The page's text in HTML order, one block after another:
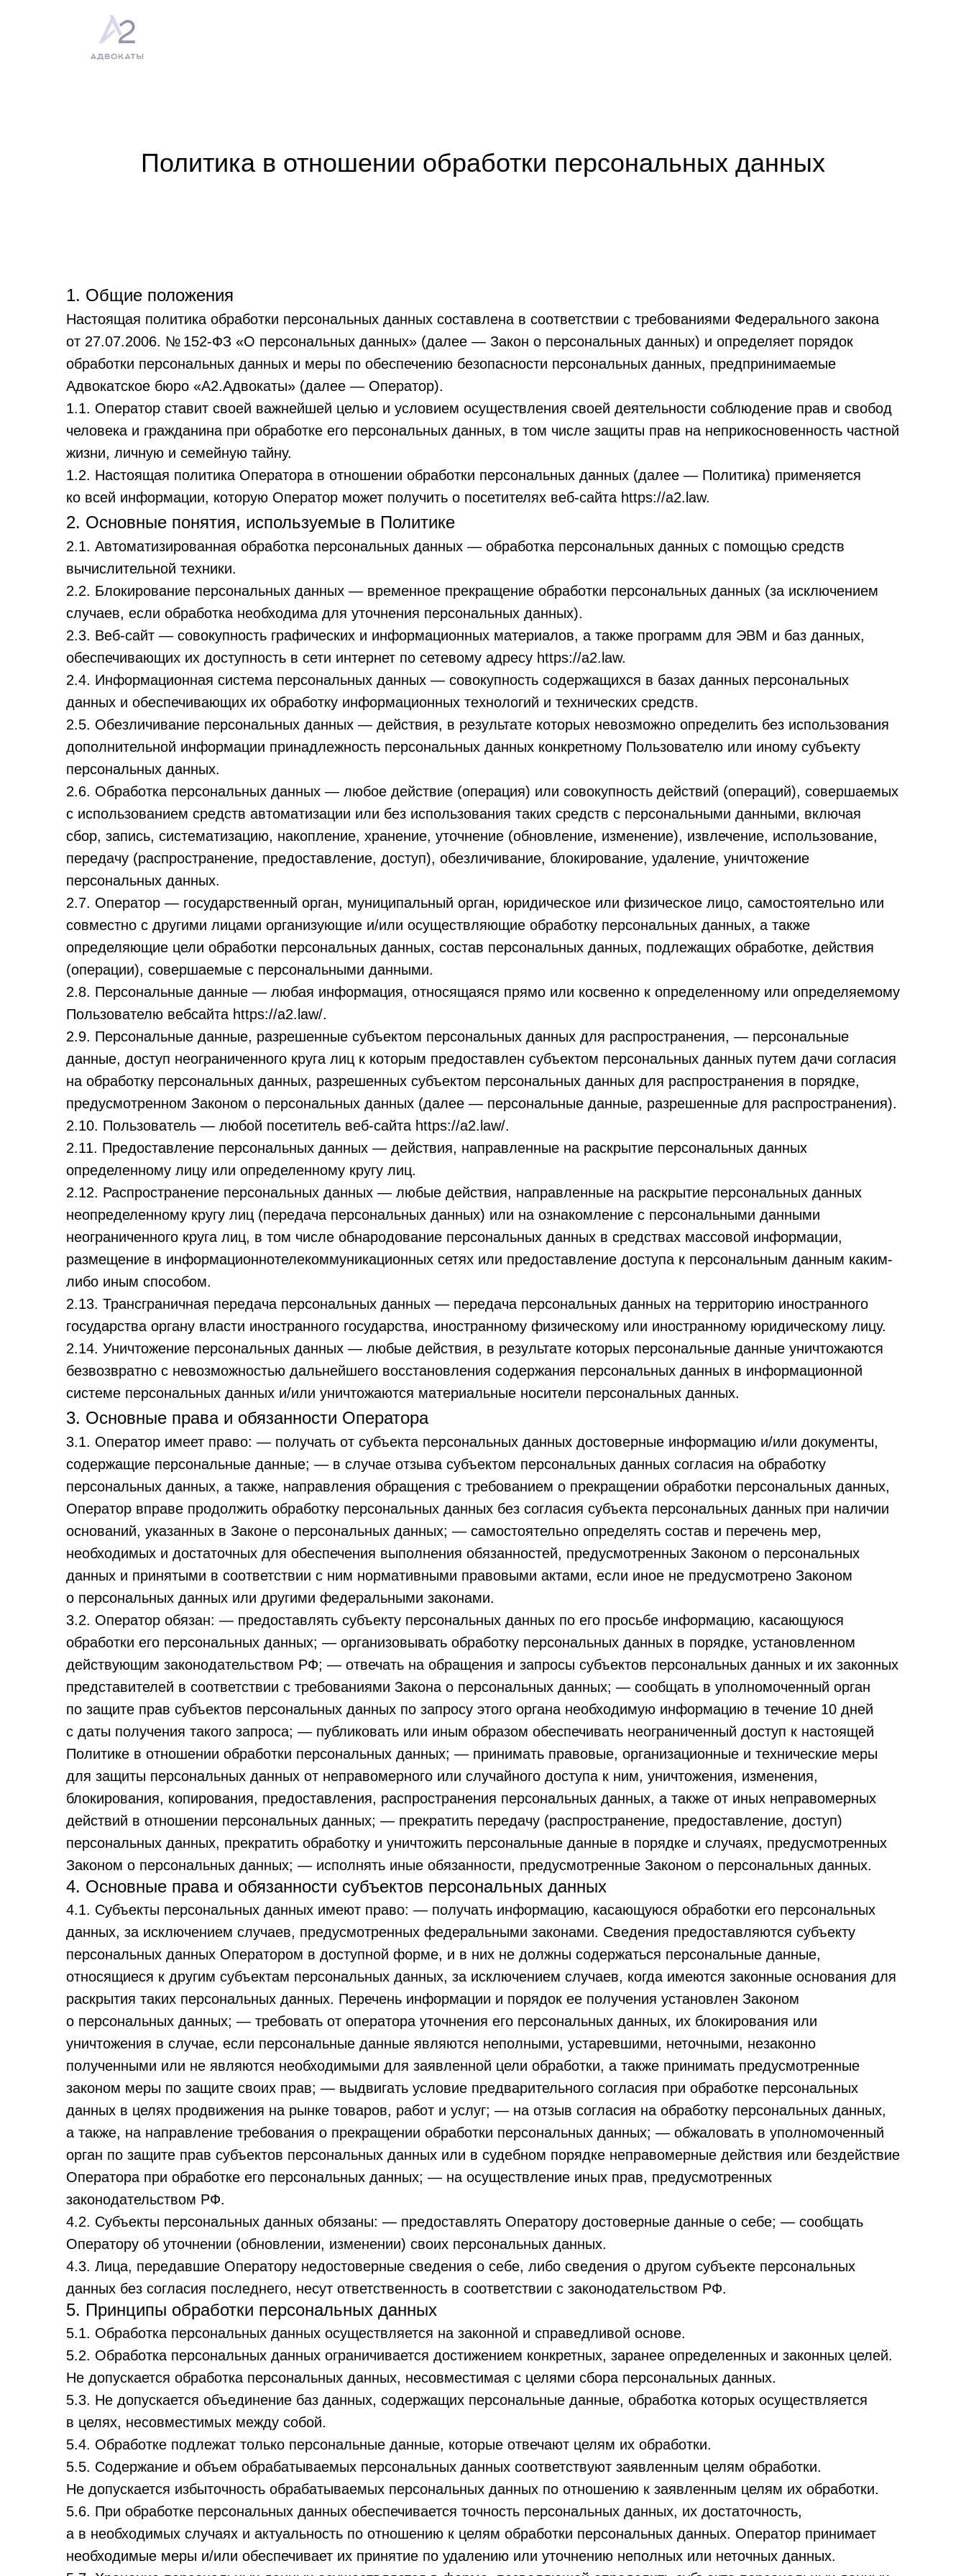
Политика в отношении обработки персональных данных
1. Общие положения
Настоящая политика обработки персональных данных составлена в соответствии с требованиями Федерального закона
от 27.07.2006. № 152-ФЗ «О персональных данных» (далее — Закон о персональных данных) и определяет порядок
обработки персональных данных и меры по обеспечению безопасности персональных данных, предпринимаемые
Адвокатское бюро «А2.Адвокаты» (далее — Оператор).
1.1. Оператор ставит своей важнейшей целью и условием осуществления своей деятельности соблюдение прав и свобод
человека и гражданина при обработке его персональных данных, в том числе защиты прав на неприкосновенность частной
жизни, личную и семейную тайну.
1.2. Настоящая политика Оператора в отношении обработки персональных данных (далее — Политика) применяется
ко всей информации, которую Оператор может получить о посетителях веб-сайта https://a2.law.
2. Основные понятия, используемые в Политике
2.1. Автоматизированная обработка персональных данных — обработка персональных данных с помощью средств
вычислительной техники.
2.2. Блокирование персональных данных — временное прекращение обработки персональных данных (за исключением
случаев, если обработка необходима для уточнения персональных данных).
2.3. Веб-сайт — совокупность графических и информационных материалов, а также программ для ЭВМ и баз данных,
обеспечивающих их доступность в сети интернет по сетевому адресу https://a2.law.
2.4. Информационная система персональных данных — совокупность содержащихся в базах данных персональных
данных и обеспечивающих их обработку информационных технологий и технических средств.
2.5. Обезличивание персональных данных — действия, в результате которых невозможно определить без использования
дополнительной информации принадлежность персональных данных конкретному Пользователю или иному субъекту
персональных данных.
2.6. Обработка персональных данных — любое действие (операция) или совокупность действий (операций), совершаемых
с использованием средств автоматизации или без использования таких средств с персональными данными, включая
сбор, запись, систематизацию, накопление, хранение, уточнение (обновление, изменение), извлечение, использование,
передачу (распространение, предоставление, доступ), обезличивание, блокирование, удаление, уничтожение
персональных данных.
2.7. Оператор — государственный орган, муниципальный орган, юридическое или физическое лицо, самостоятельно или
совместно с другими лицами организующие и/или осуществляющие обработку персональных данных, а также
определяющие цели обработки персональных данных, состав персональных данных, подлежащих обработке, действия
(операции), совершаемые с персональными данными.
2.8. Персональные данные — любая информация, относящаяся прямо или косвенно к определенному или определяемому
Пользователю вебсайта https://a2.law/.
2.9. Персональные данные, разрешенные субъектом персональных данных для распространения, — персональные
данные, доступ неограниченного круга лиц к которым предоставлен субъектом персональных данных путем дачи согласия
на обработку персональных данных, разрешенных субъектом персональных данных для распространения в порядке,
предусмотренном Законом о персональных данных (далее — персональные данные, разрешенные для распространения).
2.10. Пользователь — любой посетитель веб-сайта https://a2.law/.
2.11. Предоставление персональных данных — действия, направленные на раскрытие персональных данных
определенному лицу или определенному кругу лиц.
2.12. Распространение персональных данных — любые действия, направленные на раскрытие персональных данных
неопределенному кругу лиц (передача персональных данных) или на ознакомление с персональными данными
неограниченного круга лиц, в том числе обнародование персональных данных в средствах массовой информации,
размещение в информационнотелекоммуникационных сетях или предоставление доступа к персональным данным каким-
либо иным способом.
2.13. Трансграничная передача персональных данных — передача персональных данных на территорию иностранного
государства органу власти иностранного государства, иностранному физическому или иностранному юридическому лицу.
2.14. Уничтожение персональных данных — любые действия, в результате которых персональные данные уничтожаются
безвозвратно с невозможностью дальнейшего восстановления содержания персональных данных в информационной
системе персональных данных и/или уничтожаются материальные носители персональных данных.
3. Основные права и обязанности Оператора
3.1. Оператор имеет право: — получать от субъекта персональных данных достоверные информацию и/или документы,
содержащие персональные данные; — в случае отзыва субъектом персональных данных согласия на обработку
персональных данных, а также, направления обращения с требованием о прекращении обработки персональных данных,
Оператор вправе продолжить обработку персональных данных без согласия субъекта персональных данных при наличии
оснований, указанных в Законе о персональных данных; — самостоятельно определять состав и перечень мер,
необходимых и достаточных для обеспечения выполнения обязанностей, предусмотренных Законом о персональных
данных и принятыми в соответствии с ним нормативными правовыми актами, если иное не предусмотрено Законом
о персональных данных или другими федеральными законами.
3.2. Оператор обязан: — предоставлять субъекту персональных данных по его просьбе информацию, касающуюся
обработки его персональных данных; — организовывать обработку персональных данных в порядке, установленном
действующим законодательством РФ; — отвечать на обращения и запросы субъектов персональных данных и их законных
представителей в соответствии с требованиями Закона о персональных данных; — сообщать в уполномоченный орган
по защите прав субъектов персональных данных по запросу этого органа необходимую информацию в течение 10 дней
с даты получения такого запроса; — публиковать или иным образом обеспечивать неограниченный доступ к настоящей
Политике в отношении обработки персональных данных; — принимать правовые, организационные и технические меры
для защиты персональных данных от неправомерного или случайного доступа к ним, уничтожения, изменения,
блокирования, копирования, предоставления, распространения персональных данных, а также от иных неправомерных
действий в отношении персональных данных; — прекратить передачу (распространение, предоставление, доступ)
персональных данных, прекратить обработку и уничтожить персональные данные в порядке и случаях, предусмотренных
Законом о персональных данных; — исполнять иные обязанности, предусмотренные Законом о персональных данных.
4. Основные права и обязанности субъектов персональных данных
4.1. Субъекты персональных данных имеют право: — получать информацию, касающуюся обработки его персональных
данных, за исключением случаев, предусмотренных федеральными законами. Сведения предоставляются субъекту
персональных данных Оператором в доступной форме, и в них не должны содержаться персональные данные,
относящиеся к другим субъектам персональных данных, за исключением случаев, когда имеются законные основания для
раскрытия таких персональных данных. Перечень информации и порядок ее получения установлен Законом
о персональных данных; — требовать от оператора уточнения его персональных данных, их блокирования или
уничтожения в случае, если персональные данные являются неполными, устаревшими, неточными, незаконно
полученными или не являются необходимыми для заявленной цели обработки, а также принимать предусмотренные
законом меры по защите своих прав; — выдвигать условие предварительного согласия при обработке персональных
данных в целях продвижения на рынке товаров, работ и услуг; — на отзыв согласия на обработку персональных данных,
а также, на направление требования о прекращении обработки персональных данных; — обжаловать в уполномоченный
орган по защите прав субъектов персональных данных или в судебном порядке неправомерные действия или бездействие
Оператора при обработке его персональных данных; — на осуществление иных прав, предусмотренных
законодательством РФ.
4.2. Субъекты персональных данных обязаны: — предоставлять Оператору достоверные данные о себе; — сообщать
Оператору об уточнении (обновлении, изменении) своих персональных данных.
4.3. Лица, передавшие Оператору недостоверные сведения о себе, либо сведения о другом субъекте персональных
данных без согласия последнего, несут ответственность в соответствии с законодательством РФ.
5. Принципы обработки персональных данных
5.1. Обработка персональных данных осуществляется на законной и справедливой основе.
5.2. Обработка персональных данных ограничивается достижением конкретных, заранее определенных и законных целей.
Не допускается обработка персональных данных, несовместимая с целями сбора персональных данных.
5.3. Не допускается объединение баз данных, содержащих персональные данные, обработка которых осуществляется
в целях, несовместимых между собой.
5.4. Обработке подлежат только персональные данные, которые отвечают целям их обработки.
5.5. Содержание и объем обрабатываемых персональных данных соответствуют заявленным целям обработки.
Не допускается избыточность обрабатываемых персональных данных по отношению к заявленным целям их обработки.
5.6. При обработке персональных данных обеспечивается точность персональных данных, их достаточность,
а в необходимых случаях и актуальность по отношению к целям обработки персональных данных. Оператор принимает
необходимые меры и/или обеспечивает их принятие по удалению или уточнению неполных или неточных данных.